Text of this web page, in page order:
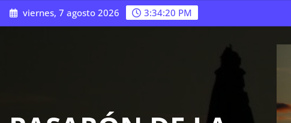
Saltar
al
viernes, 7 agosto 2026 3:34:22 PM